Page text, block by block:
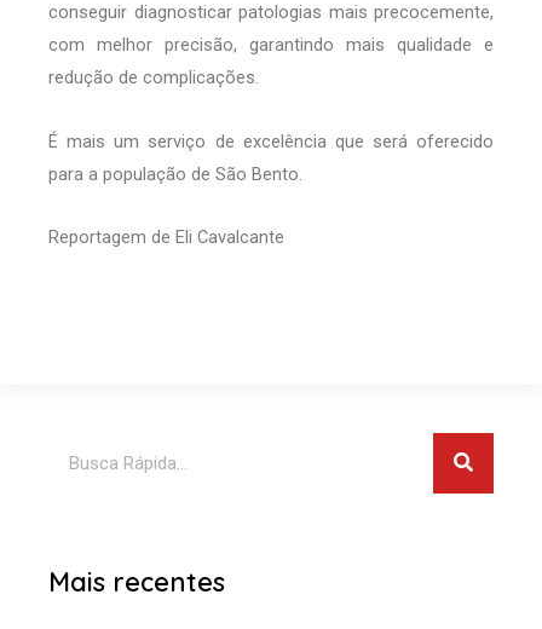
conseguir diagnosticar patologias mais precocemente,
com melhor precisão, garantindo mais qualidade e
redução de complicações.
É mais um serviço de excelência que será oferecido
para a população de São Bento.
Reportagem de Eli Cavalcante
Mais recentes